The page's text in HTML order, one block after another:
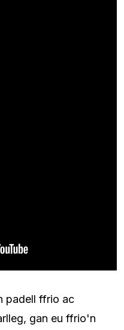
padell ffrio ac
gan eu ffrio'n